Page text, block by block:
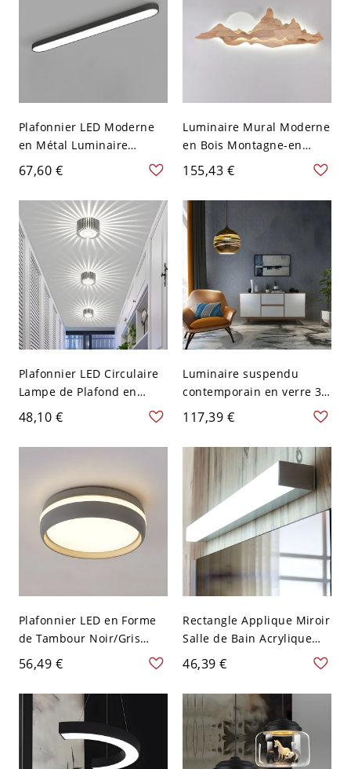
Plafonnier LED Moderne
en Métal Luminaire
Encastré Linéaire en
Acrylique - 110 V-120 V
62,23 cm Noir Blanc
67,60 €
Luminaire Mural Moderne
en Bois Montagne-en
Forme Applique à Abat-
Jour en Acrylique - 110 V-
120 V Bois 80,01 cm Blanc
155,43 €
Plafonnier LED Circulaire
Lampe de Plafond en
Lumière 7 Couleurs
Métallique Chrome de
Style Contemporain pour
120 V 7 Couleurs
48,10 €
Luminaire suspendu
contemporain en verre 3D
à une tête pour
restaurant en or, 6" de
large
117,39 €
Plafonnier LED en Forme
de Tambour Noir/Gris
Style Moderne Luminaire
Encastré en Lumière
Blanche/Chaude - Gris
110 V-120 V Blanc
56,49 €
Rectangle Applique Miroir
Salle de Bain Acrylique
Lumière de Vanité LED
Moderne en Argent - 110
V-120 V Argent 25,4 cm
Chaud
46,39 €